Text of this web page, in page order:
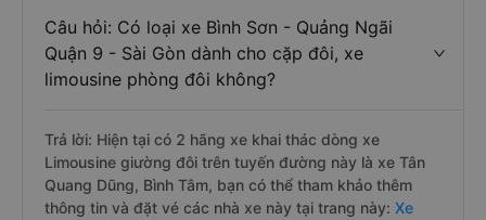
Câu hỏi: Có loại xe Bình Sơn - Quảng Ngãi
Quận 9 - Sài Gòn dành cho cặp đôi, xe
limousine phòng đôi không?
Trả lời: Hiện tại có 2 hãng xe khai thác dòng xe
Limousine giường đôi trên tuyến đường này là xe Tân
Quang Dũng, Bình Tâm, bạn có thể tham khảo thêm
thông tin và đặt vé các nhà xe này tại trang này: Xe